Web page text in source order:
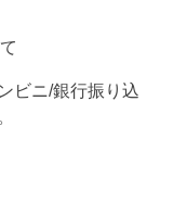
ビニ/銀行振り込